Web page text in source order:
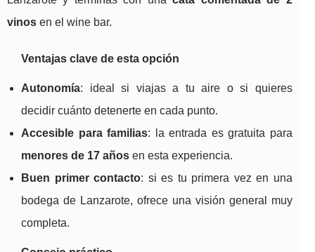
vinos en el wine bar.
Ventajas clave de esta opción
Autonomía: ideal si viajas a tu aire o si quieres
decidir cuánto detenerte en cada punto.
Accesible para familias: la entrada es gratuita para
menores de 17 años en esta experiencia.
Buen primer contacto: si es tu primera vez en una
bodega de Lanzarote, ofrece una visión general muy
completa.